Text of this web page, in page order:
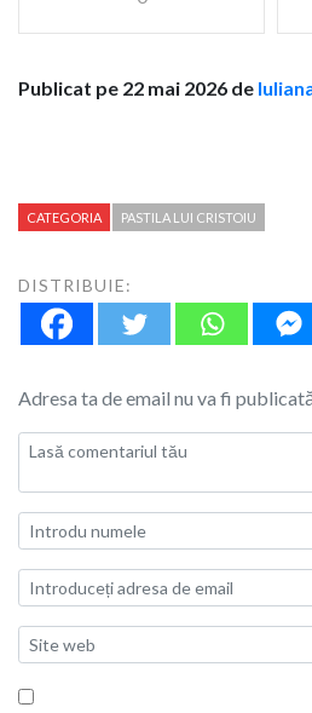
Publicat pe 22 mai 2026 de
CATEGORIA PASTILA LUI CRISTOIU
DISTRIBUIE:
Adresa ta de email nu va fi